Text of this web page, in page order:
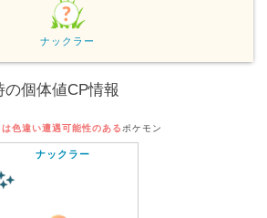
ナックラー
個体値CP情報
は色違い遭遇可能性のある ポケモン
ナックラー